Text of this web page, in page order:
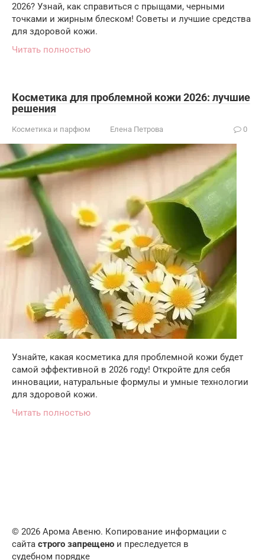
2026? Узнай, как справиться с прыщами, черными
точками и жирным блеском! Советы и лучшие средства
для здоровой кожи.
Читать полностью
Косметика для проблемной кожи 2026: лучшие
решения
Косметика и парфюм Елена Петрова 0
Узнайте, какая косметика для проблемной кожи будет
самой эффективной в 2026 году! Откройте для себя
инновации, натуральные формулы и умные технологии
для здоровой кожи.
Читать полностью
© 2026 Арома Авеню. Копирование информации с
сайта строго запрещено и преследуется в
судебном порядке